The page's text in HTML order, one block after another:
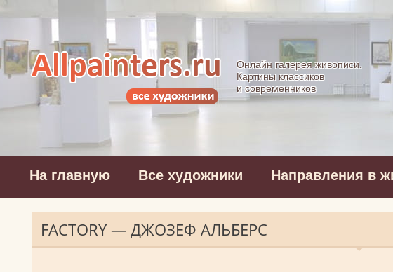
Allpainters.ru - картинная галерея
Онлайн галерея живописи.
Картины классиков
и современников
На главную Все художники Направления в
FACTORY — ДЖОЗЕФ АЛЬБЕРС